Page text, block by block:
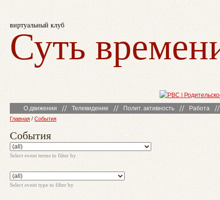
виртуальный клуб
Суть
О движении Телевидение Полит. активность Работа
Главная / События
События
Select event terms to filter by
Select event type to filter by